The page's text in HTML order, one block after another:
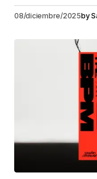
08/diciembre/2025by